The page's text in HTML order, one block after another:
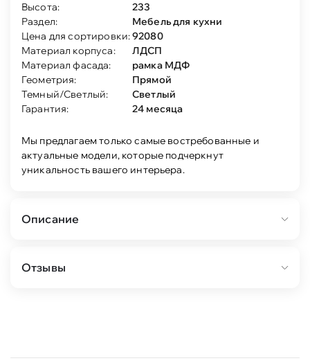
Высота:
233
Раздел:
Мебель для кухни
Цена для сортировки:92080
Материал корпуса:
ЛДСП
Материал фасада:
рамка МДФ
Геометрия:
Прямой
Темный/Светлый:
Светлый
Гарантия:
24 месяца
Мы предлагаем только самые востребованные и
актуальные модели, которые подчеркнут
уникальность вашего интерьера.
Описание
и удовлетворения жизнью, это право
Отзывы